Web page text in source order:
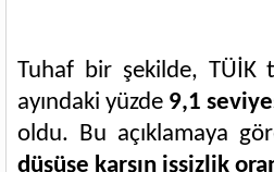
Tuhaf bir şekilde, TÜİK
ayındaki yüzde 9,1
oldu. Bu açıklamaya
düşüşe karşın işsizlik